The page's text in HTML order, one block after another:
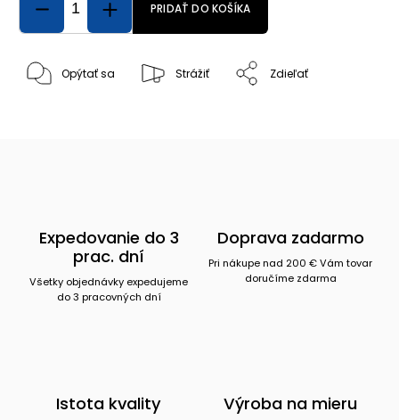
PRIDAŤ DO KOŠÍKA
Opýtať sa Strážiť Zdieľať
Expedovanie do 3
prac. dní
Všetky objednávky expedujeme
do 3 pracovných dní
Doprava zadarmo
Pri nákupe nad 200 € Vám tovar
doručíme zdarma
Istota kvality Výroba na mieru